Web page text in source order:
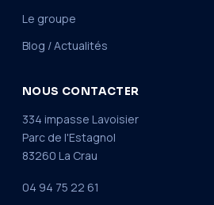
Le groupe
Blog / Actualités
NOUS CONTACTER
334 impasse Lavoisier
Parc de l'Estagnol
83260 La Crau
04 94 75 22 61